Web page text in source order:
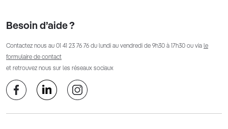
Besoin d’aide ?
Contactez nous au 01 41 23 76 76 du lundi au vendredi de 9h30 à 17h30 ou via le
formulaire de contact
et retrouvez nous sur les réseaux sociaux